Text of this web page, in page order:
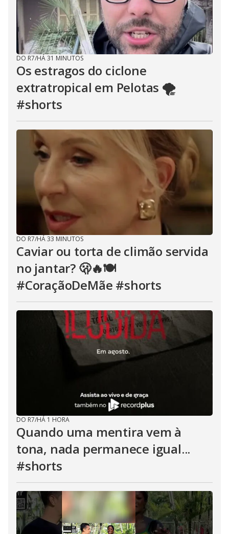
DO R7/HÁ 31 MINUTOS
Os estragos do ciclone
extratropical em Pelotas 🌪️
#shorts
DO R7/HÁ 33 MINUTOS
Caviar ou torta de climão servida
no jantar? 🫢🔥🍽️
#CoraçãoDeMãe #shorts
DO R7/HÁ 1 HORA
Quando uma mentira vem à
tona, nada permanece igual...
#shorts